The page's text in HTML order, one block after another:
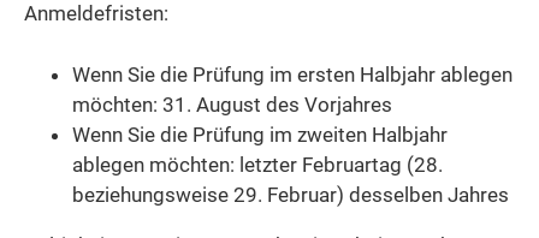
Anmeldefristen:
Wenn Sie die Prüfung im ersten Halbjahr ablegen
möchten: 31. August des Vorjahres
Wenn Sie die Prüfung im zweiten Halbjahr
ablegen möchten: letzter Februartag (28.
beziehungsweise 29. Februar) desselben Jahres